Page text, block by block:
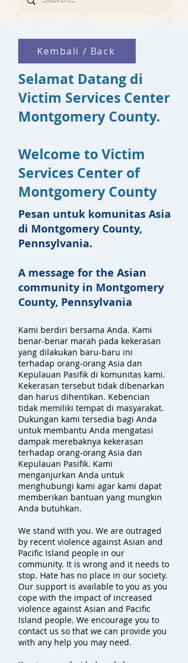
Kembali / Back
Selamat Datang di
Victim Services Center
Montgomery County.
Welcome to Victim
Services Center of
Montgomery County
Pesan untuk komunitas Asia
di Montgomery County,
Pennsylvania.
A message for the Asian
community in Montgomery
County, Pennsylvania
Kami berdiri bersama Anda. Kami
benar-benar marah pada kekerasan
yang dilakukan baru-baru ini
terhadap orang-orang Asia dan
Kepulauan Pasifik di komunitas kami.
Kekerasan tersebut tidak dibenarkan
dan harus dihentikan. Kebencian
tidak memiliki tempat di masyarakat.
Dukungan kami tersedia bagi Anda
untuk membantu Anda mengatasi
dampak merebaknya kekerasan
terhadap orang-orang Asia dan
Kepulauan Pasifik. Kami
menganjurkan Anda untuk
menghubungi kami agar kami dapat
memberikan bantuan yang mungkin
Anda butuhkan.
We stand with you. We are outraged
by recent violence against Asian and
Pacific Island people in our
community. It is wrong and it needs to
stop. Hate has no place in our society.
Our support is available to you as you
cope with the impact of increased
violence against Asian and Pacific
Island people. We encourage you to
contact us so that we can provide you
with any help you may need.